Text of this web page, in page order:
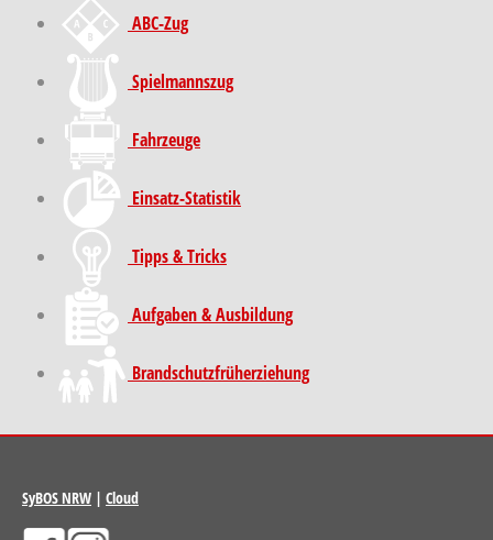
ABC-Zug
Spielmannszug
Fahrzeuge
Einsatz-Statistik
Tipps & Tricks
Aufgaben & Ausbildung
Brand­schutz­früh­erziehung
SyBOS NRW | Cloud